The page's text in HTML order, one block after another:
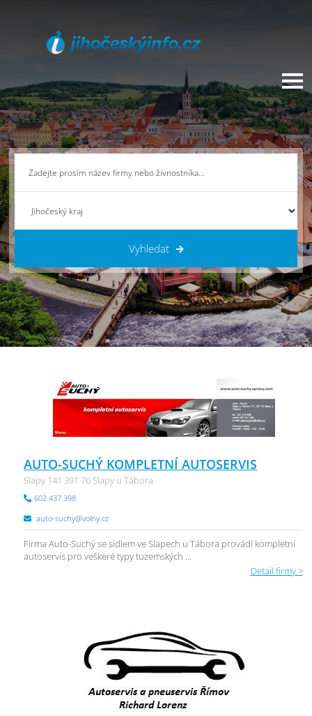
Vyhledat
AUTO-SUCHÝ KOMPLETNÍ AUTOSERVIS
Slapy 141 391 76 Slapy u Tábora
602 437 398
auto-suchy@volny.cz
Firma Auto-Suchý se sídlem ve Slapech u Tábora provádí kompletní
autoservis pro veškeré typy tuzemských ...
Detail firmy >